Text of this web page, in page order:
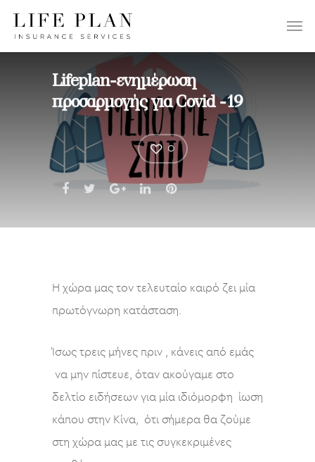
ΕΠΙΛΕΞΤΕ:
Lifeplan-ενημέρωση
προσαρμoγής για Covid -19
0
Η χώρα μας τον τελευταίο καιρό ζει μία
πρωτόγνωρη κατάσταση.
Ίσως τρεις μήνες πριν , κάνεις από εμάς
να μην πίστευε, όταν ακούγαμε στο
δελτίο ειδήσεων για μία ιδιόμορφη ίωση
κάπου στην Κίνα, ότι σήμερα θα ζούμε
στη χώρα μας με τις συγκεκριμένες